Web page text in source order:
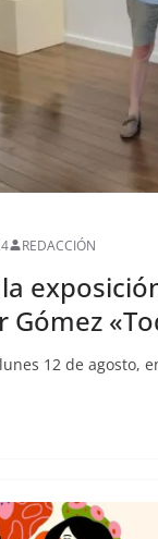
REDACCIÓN
Gómez
12 de agosto,